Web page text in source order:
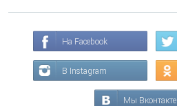
На Facebook
В Instagram
Мы Вконтакте